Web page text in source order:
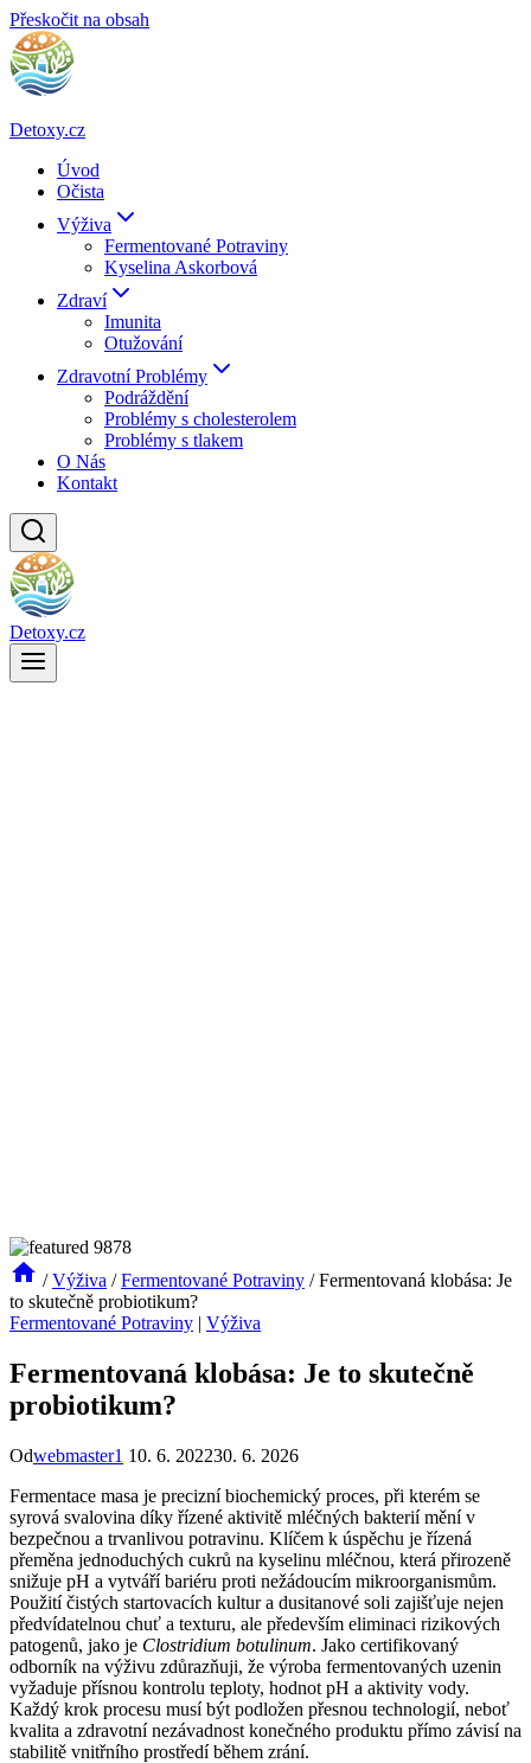
Přeskočit na obsah
Detoxy.cz
Úvod
Očista
Výživa
Fermentované Potraviny
Kyselina Askorbová
Zdraví
Imunita
Otužování
Zdravotní Problémy
Podráždění
Problémy s cholesterolem
Problémy s tlakem
O Nás
Kontakt
Detoxy.cz
/ Výživa / Fermentované Potraviny / Fermentovaná klobása: Je
to skutečně probiotikum?
Fermentované Potraviny | Výživa
Fermentovaná klobása: Je to skutečně
probiotikum?
Odwebmaster1 10. 6. 202230. 6. 2026
Fermentace masa je precizní biochemický proces, při kterém se
syrová svalovina díky řízené aktivitě mléčných bakterií mění v
bezpečnou a trvanlivou potravinu. Klíčem k úspěchu je řízená
přeměna jednoduchých cukrů na kyselinu mléčnou, která přirozeně
snižuje pH a vytváří bariéru proti nežádoucím mikroorganismům.
Použití čistých startovacích kultur a dusitanové soli zajišťuje nejen
předvídatelnou chuť a texturu, ale především eliminaci rizikových
patogenů, jako je Clostridium botulinum. Jako certifikovaný
odborník na výživu zdůrazňuji, že výroba fermentovaných uzenin
vyžaduje přísnou kontrolu teploty, hodnot pH a aktivity vody.
Každý krok procesu musí být podložen přesnou technologií, neboť
kvalita a zdravotní nezávadnost konečného produktu přímo závisí na
stabilitě vnitřního prostředí během zrání.